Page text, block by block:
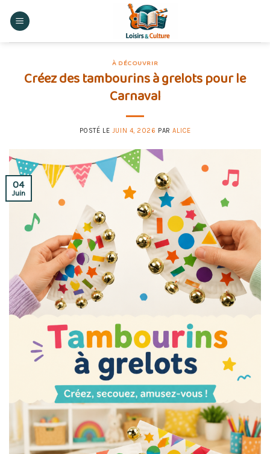
À DÉCOUVRIR
Créez des tambourins à grelots pour le
Carnaval
POSTÉ LE JUIN 4, 2026 PARALICE
04
Juin